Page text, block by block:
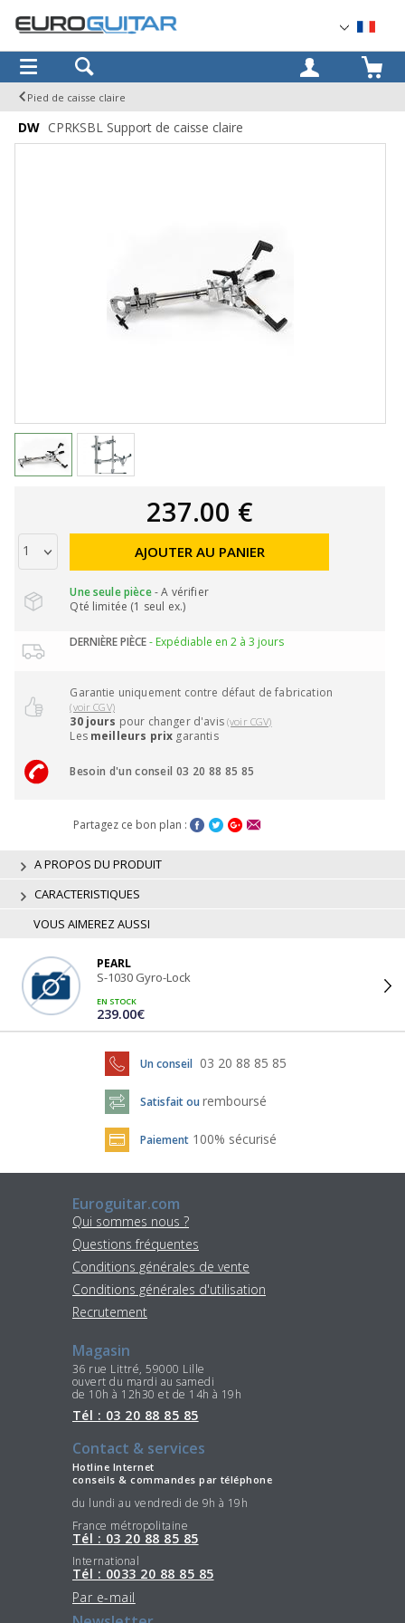
OK
Pied de caisse claire
DW CPRKSBL Support de caisse claire
237.00 €
AJOUTER AU PANIER
Une seule pièce- A vérifier
Qté limitée (1 seul ex.)
DERNIÈRE PIÈCE- Expédiable en 2 à 3 jours
Garantie uniquement contre défaut de fabrication
(voir CGV)
30 jours pour changer d'avis(voir CGV)
Les meilleurs prix garantis
Besoin d'un conseil 03 20 88 85 85
Partagez ce bon plan :
A PROPOS DU PRODUIT
CARACTERISTIQUES
VOUS AIMEREZ AUSSI
PEARL
S-1030 Gyro-Lock
EN STOCK
239.00€
Un conseil 03 20 88 85 85
Satisfait ou remboursé
Paiement 100% sécurisé
Euroguitar.com
Qui sommes nous ?
Questions fréquentes
Conditions générales de vente
Conditions générales d'utilisation
Recrutement
Magasin
36 rue Littré, 59000 Lille
ouvert du mardi au samedi
de 10h à 12h30 et de 14h à 19h
Tél : 03 20 88 85 85
Contact & services
Hotline Internet
conseils & commandes par téléphone
du lundi au vendredi de 9h à 19h
France métropolitaine
Tél : 03 20 88 85 85
International
Tél : 0033 20 88 85 85
Par e-mail